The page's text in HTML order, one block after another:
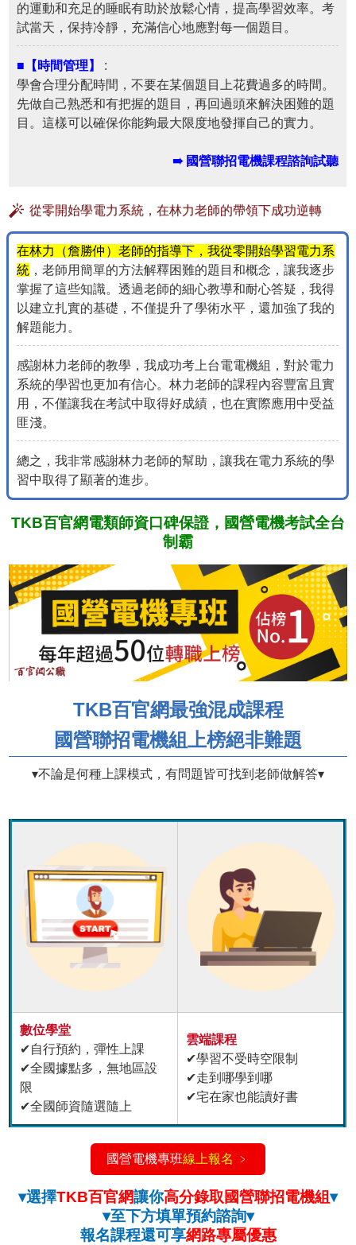
的運動和充足的睡眠有助於放鬆心情，提高學習效率。考
試當天，保持冷靜，充滿信心地應對每一個題目。
■【時間管理】
:
學會合理分配時間，不要在某個題目上花費過多的時間。
先做自己熟悉和有把握的題目，再回過頭來解決困難的題
目。這樣可以確保你能夠最大限度地發揮自己的實力。
➠ 國營聯招電機課程諮詢試聽
從零開始學電力系統，在林力老師的帶領下成功逆轉
在林力（詹勝仲）老師的指導下，我從零開始學習電力系
統 ，老師用簡單的方法解釋困難的題目和概念，讓我逐步
掌握了這些知識。透過老師的細心教導和耐心答疑，我得
以建立扎實的基礎，不僅提升了學術水平，還加強了我的
解題能力。
感謝林力老師的教學，我成功考上台電電機組，對於電力
系統的學習也更加有信心。林力老師的課程內容豐富且實
用，不僅讓我在考試中取得好成績，也在實際應用中受益
匪淺。
總之，我非常感謝林力老師的幫助，讓我在電力系統的學
習中取得了顯著的進步。
TKB百官網電類師資口碑保證，國營電機考試全台
制霸
TKB百官網最強混成課程
國營聯招電機組上榜絕非難題
▾不論是何種上課模式，有問題皆可找到老師做解答▾
數位學堂
✔自行預約，彈性上課
✔全國據點多，無地區設
限
✔全國師資隨選隨上
雲端課程
✔學習不受時空限制
✔走到哪學到哪
✔宅在家也能讀好書
國營電機專班線上報名 ﹥
▾選擇TKB百官網讓你高分錄取國營聯招電機組▾
▾至下方填單預約諮詢▾
報名課程還可享網路專屬優惠